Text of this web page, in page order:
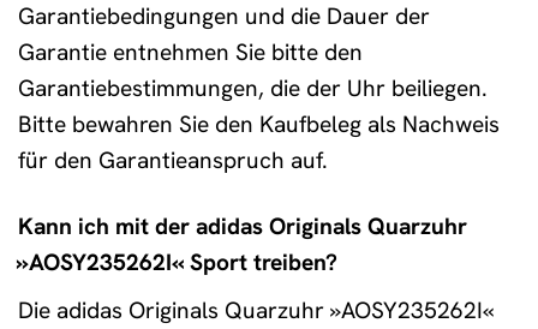
Garantiebedingungen und die Dauer der
Garantie entnehmen Sie bitte den
Garantiebestimmungen, die der Uhr beiliegen.
Bitte bewahren Sie den Kaufbeleg als Nachweis
für den Garantieanspruch auf.
Kann ich mit der adidas Originals Quarzuhr
»AOSY235262I« Sport treiben?
Die adidas Originals Quarzuhr »AOSY235262I«